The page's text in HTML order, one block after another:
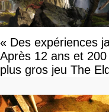
« Des expériences
Après 12 ans et
plus gros jeu The